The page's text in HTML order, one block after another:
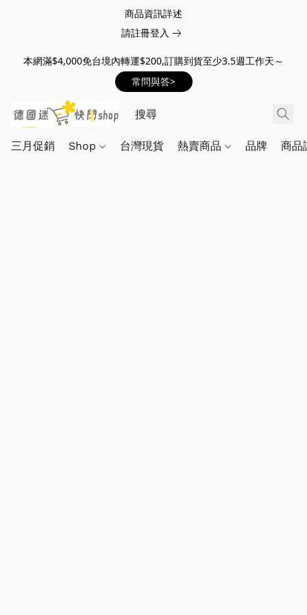
商品資訊詳述
請註冊登入
本網滿$4,000免台境內轉運$200,訂購到貨至少3.5週工作天～
常問與答>
三月促銷 Shop 台灣現貨 熱賣商品 品牌 商品